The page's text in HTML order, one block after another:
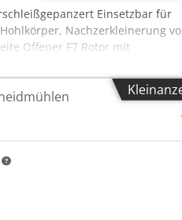
Einsetzbar für
Nachzerkleinerung
Offener F7 Rotor mit
durch 3
abschwenkbarer
Material und Korngröße